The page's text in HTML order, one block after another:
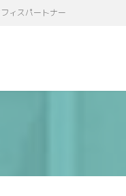
ィスパートナー